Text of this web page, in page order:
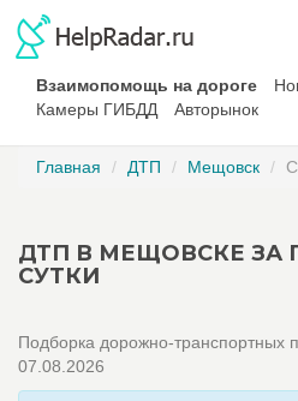
Взаимопомощь на дороге
Камеры ГИБДД
Авторынок
Главная ДТП Мещовск
ДТП В МЕЩОВСКЕ ЗА
СУТКИ
Подборка дорожно-транспортных
07.08.2026